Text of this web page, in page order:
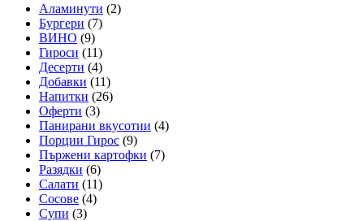
Аламинути (2)
Бургери (7)
ВИНО (9)
Гироси (11)
Десерти (4)
Добавки (11)
Напитки (26)
Оферти (3)
Панирани вкусотии (4)
Порции Гирос (9)
Пържени картофки (7)
Разядки (6)
Салати (11)
Сосове (4)
Супи (3)